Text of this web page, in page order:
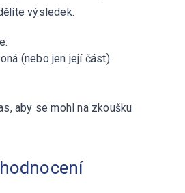
výsledek.
(nebo jen její část).
aby se mohl na zkoušku